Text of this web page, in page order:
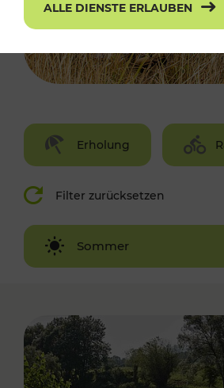
Erholung
Filter zurücksetzen
Sommer
Winter
ALLE DIENSTE ERLAUBEN